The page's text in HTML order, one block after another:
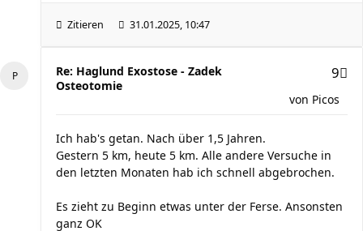
Zitieren 31.01.2025, 10:47
Re: Haglund Exostose - Zadek
Osteotomie
9
von Picos
Ich hab's getan. Nach über 1,5 Jahren.
Gestern 5 km, heute 5 km. Alle andere Versuche in
den letzten Monaten hab ich schnell abgebrochen.
Es zieht zu Beginn etwas unter der Ferse. Ansonsten
ganz OK